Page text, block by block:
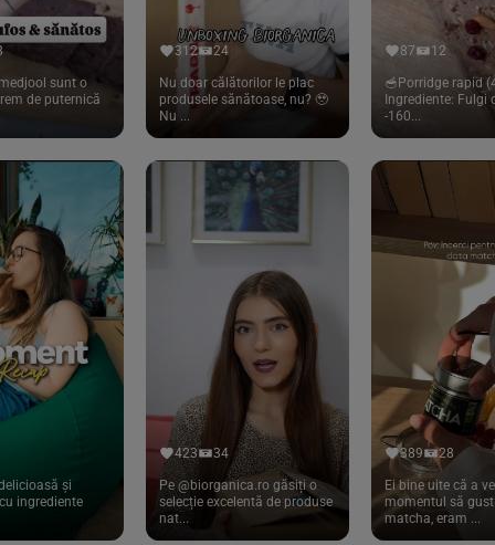
sunt o
de puternică
312 24
Nu doar călătorilor le plac
produsele sănătoase, nu? 🥹
Nu ...
87 12
🥣Porridge rapid
Ingrediente: Fulgi
-160...
și
ingrediente
423 34
Pe @biorganica.ro găsiți o
selecție excelentă de produse
nat...
389 28
Ei bine uite că a
momentul să
matcha, eram ...